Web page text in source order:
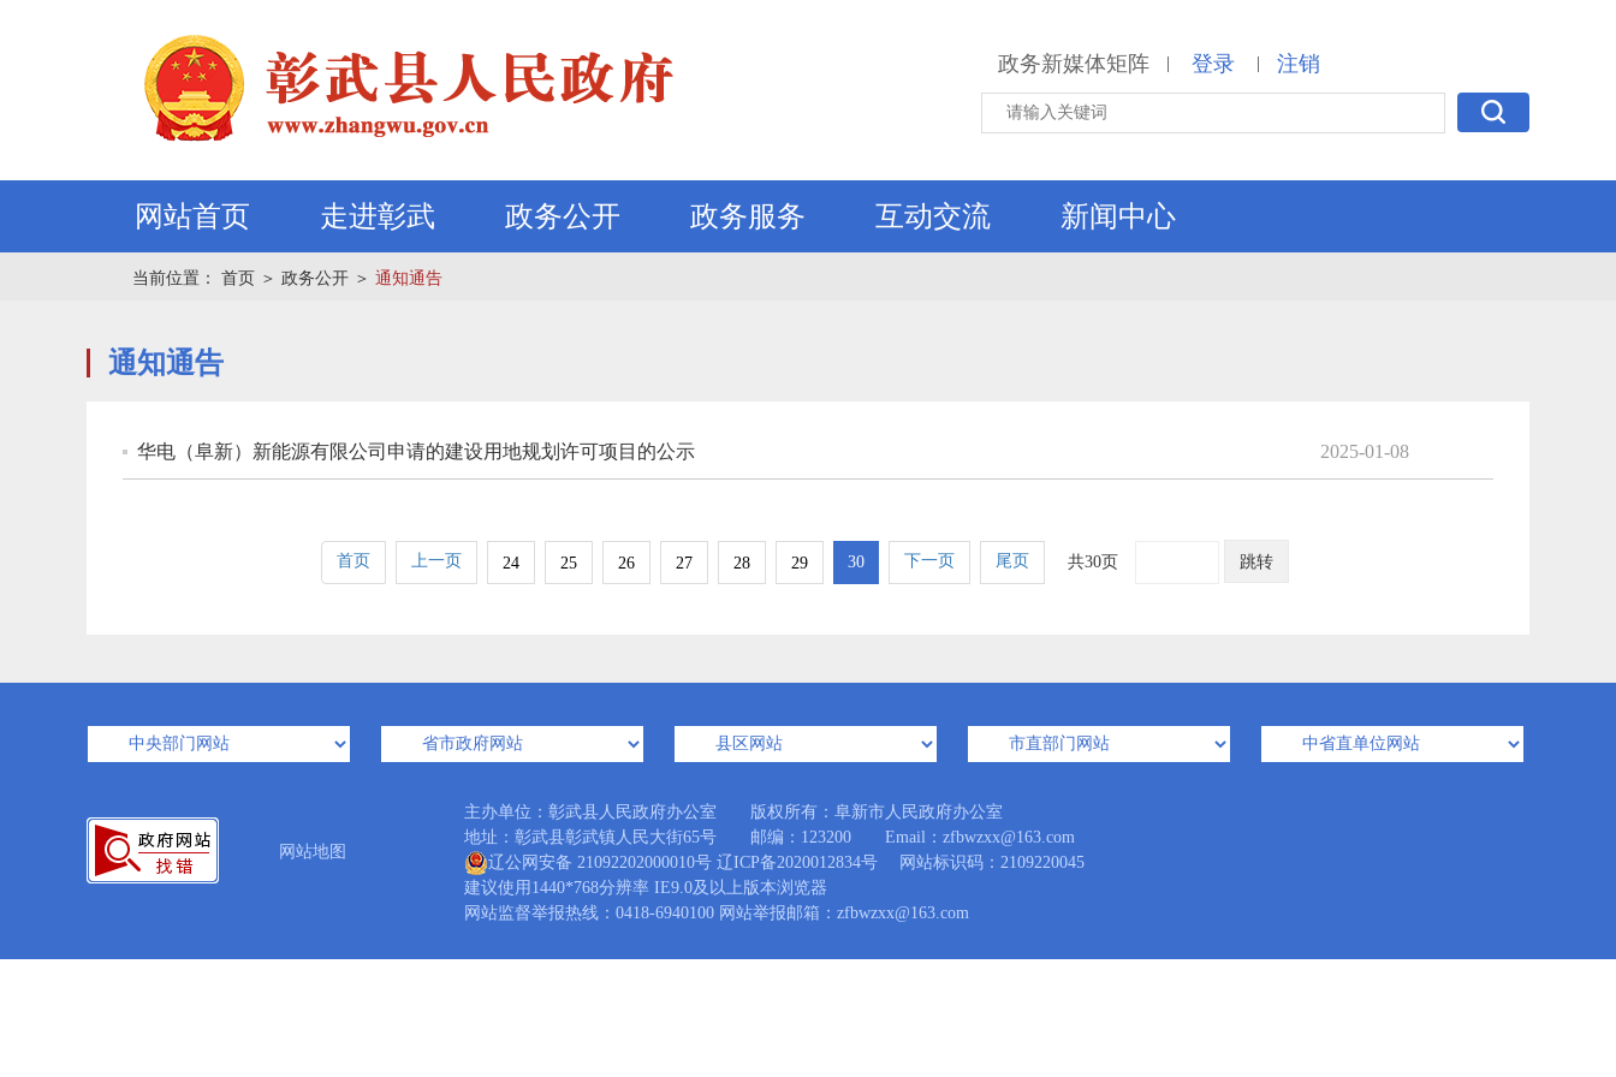
政务新媒体矩阵 | 登录 | 注销
网站首页 走进彰武 政务公开 政务服务 互动交流 新闻中心
当前位置： 首页 ＞ 政务公开 ＞ 通知通告
通知通告
华电（阜新）新能源有限公司申请的建设用地规划许可项目的公示 2025-01-08
首页 上一页 24 25 26 27 28 29 30 下一页 尾页 共30页 跳转
网站地图
主办单位：彰武县人民政府办公室 版权所有：阜新市人民政府办公室
地址：彰武县彰武镇人民大街65号 邮编：123200 Email：zfbwzxx@163.com
辽公网安备 21092202000010号 辽ICP备2020012834号 网站标识码：2109220045
建议使用1440*768分辨率 IE9.0及以上版本浏览器
网站监督举报热线：0418-6940100 网站举报邮箱：zfbwzxx@163.com